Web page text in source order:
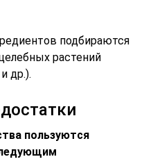
подбираются
растений
др.).
пользуются